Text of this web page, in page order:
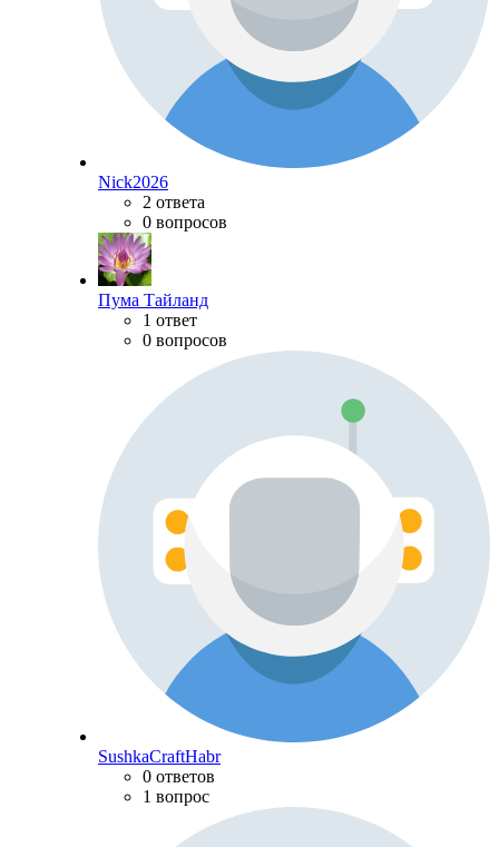
Nick2026
2 ответа
0 вопросов
Пума Тайланд
1 ответ
0 вопросов
SushkaCraftHabr
0 ответов
1 вопрос